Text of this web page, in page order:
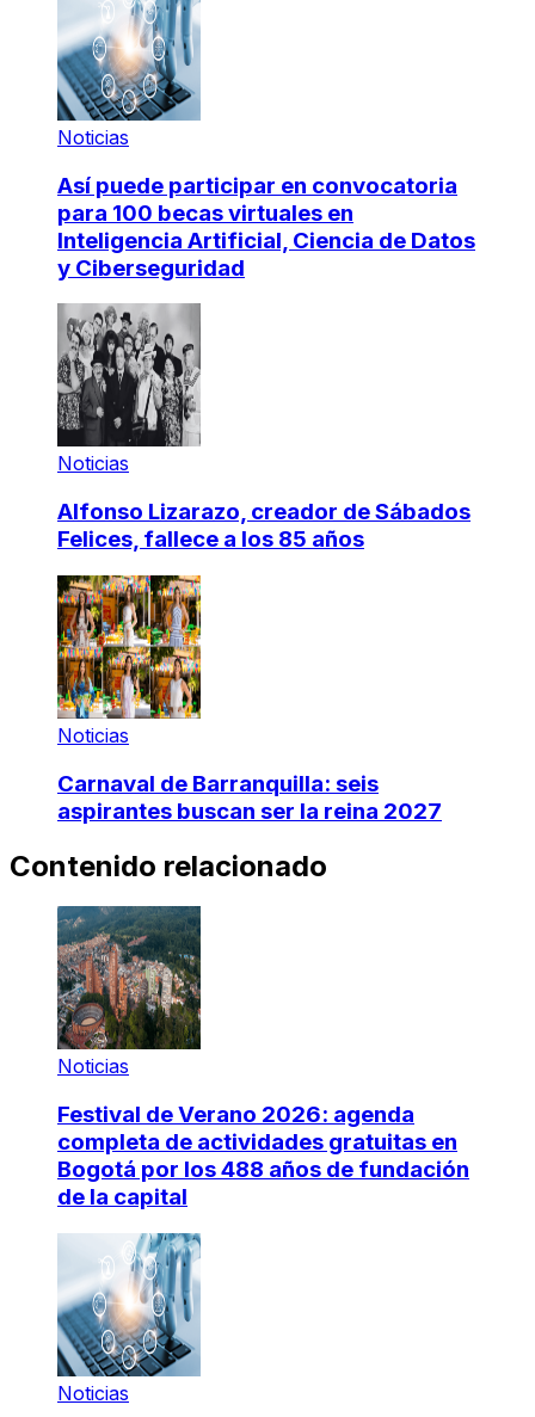
Noticias
Así puede participar en convocatoria
para 100 becas virtuales en
Inteligencia Artificial, Ciencia de Datos
y Ciberseguridad
Noticias
Alfonso Lizarazo, creador de Sábados
Felices, fallece a los 85 años
Noticias
Carnaval de Barranquilla: seis
aspirantes buscan ser la reina 2027
Contenido relacionado
Noticias
Festival de Verano 2026: agenda
completa de actividades gratuitas en
Bogotá por los 488 años de fundación
de la capital
Noticias